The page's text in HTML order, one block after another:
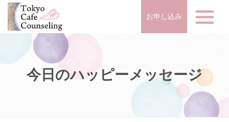
お申し込み
今日のハッピーメッセージ